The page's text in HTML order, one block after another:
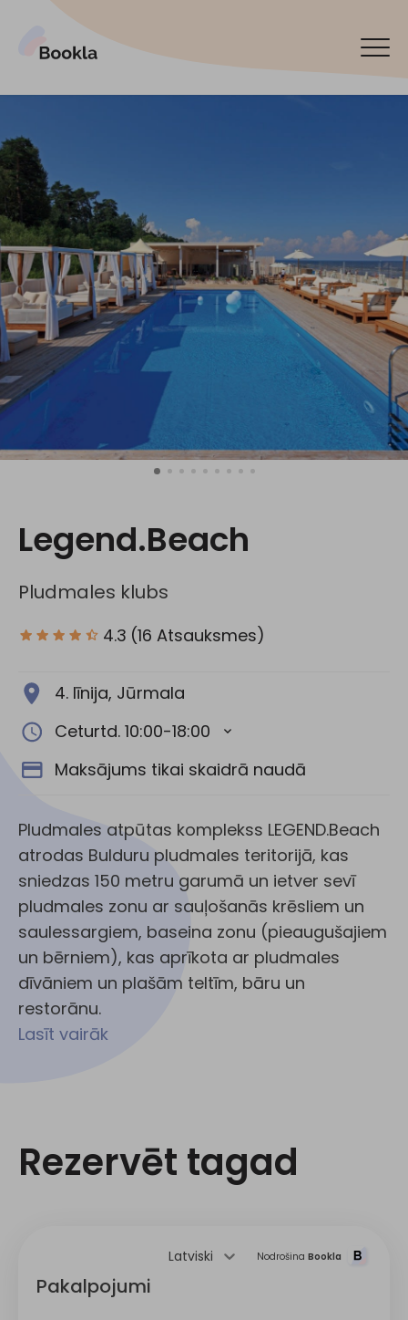
Legend.Beach
Pludmales klubs
4.3 (16 Atsauksmes)
4. līnija, Jūrmala
Ceturtd. 10:00-18:00
Maksājums tikai skaidrā naudā
Pludmales atpūtas komplekss LEGEND.Beach
atrodas Bulduru pludmales teritorijā, kas
sniedzas 150 metru garumā un ietver sevī
pludmales zonu ar sauļošanās krēsliem un
saulessargiem, baseina zonu (pieaugušajiem
un bērniem), kas aprīkota ar pludmales
dīvāniem un plašām teltīm, bāru un
restorānu.
Lasīt vairāk
Rezervēt tagad
Rezervēt tagad
English
Español
По-русски
Sociālie tīkli: